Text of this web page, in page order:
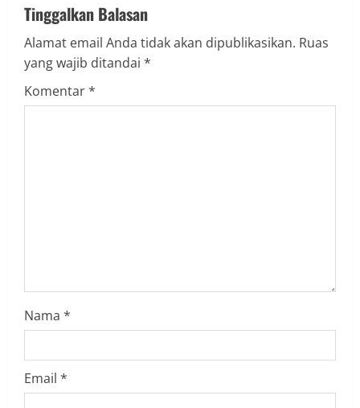
Tinggalkan Balasan
Alamat email Anda tidak akan dipublikasikan. Ruas
yang wajib ditandai *
Komentar*
Nama *
Email *